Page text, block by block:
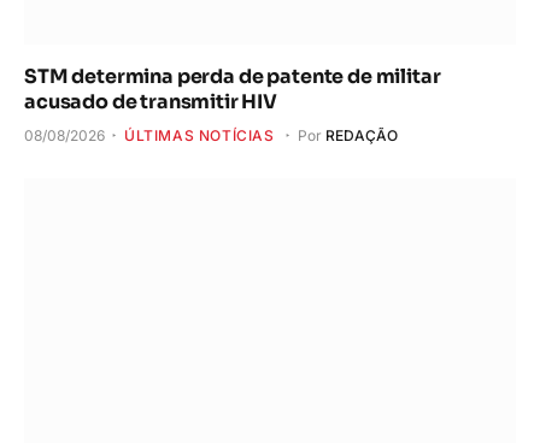
STM determina perda de patente de militar
acusado de transmitir HIV
08/08/2026 ÚLTIMAS NOTÍCIAS Por REDAÇÃO